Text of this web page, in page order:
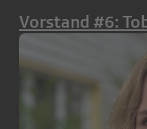
Vorstand #6: